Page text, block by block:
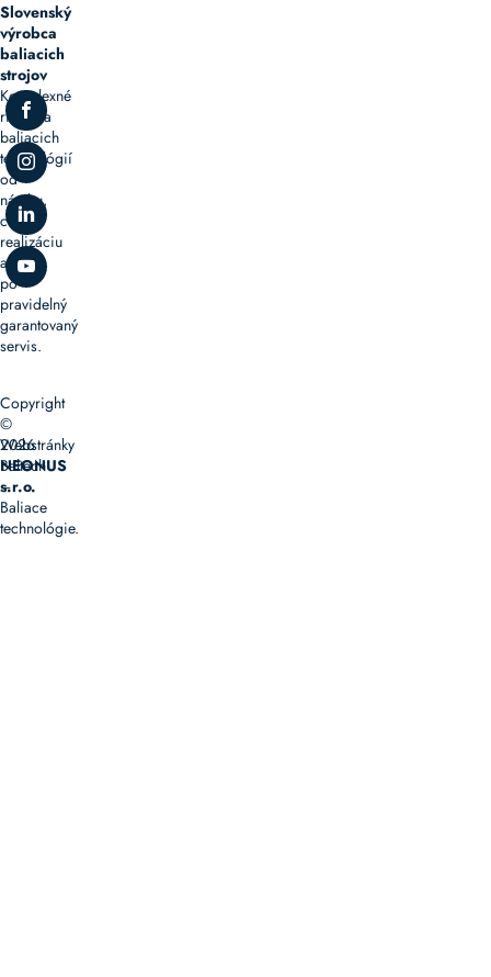
Slovenský
výrobca
baliacich
strojov
Komplexné
riešenia
baliacich
technológií
od
návrhu,
cez
realizáciu
až
po
pravidelný
garantovaný
servis.
Copyright
©
2026
Baltech
–
Baliace
technológie.
Webstránky
NEONUS
s.r.o.